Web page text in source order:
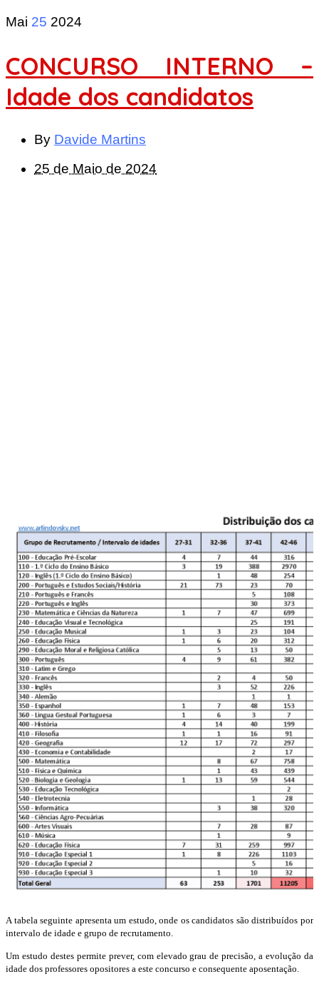
Mai 25 2024
CONCURSO INTERNO –
Idade dos candidatos
By Davide Martins
25 de Maio de 2024
A tabela seguinte apresenta um estudo, onde os candidatos são distribuídos por
intervalo de idade e grupo de recrutamento.
Um estudo destes permite prever, com elevado grau de precisão, a evolução da
idade dos professores opositores a este concurso e consequente aposentação.